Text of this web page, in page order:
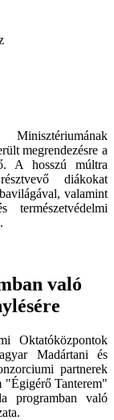
megrendezésre a
A hosszú múltra
diákokat
valamint
természetvédelmi
való
Oktatóközpontok
Madártani és
partnerek
"Égigérő Tanterem"
programban való